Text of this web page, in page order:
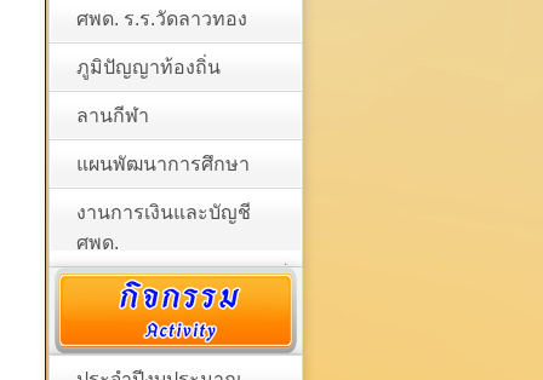
ศพด. ร.ร.วัดลาวทอง
ภูมิปัญญาท้องถิ่น
ลานกีฬา
แผนพัฒนาการศึกษา
งานการเงินและบัญชี
ศพด.